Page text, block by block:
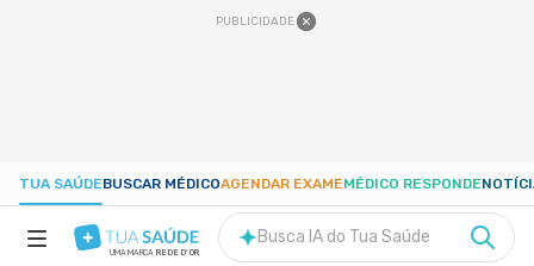
PUBLICIDADE
TUA SAÚDEBUSCAR MÉDICOAGENDAR EXAMEMÉDICO RESPONDE
UMA MARCA REDE D'OR
Busca IA do Tua Saúde